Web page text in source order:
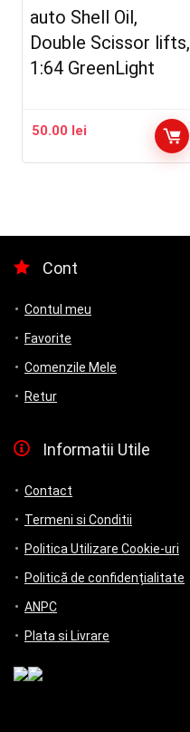
auto Shell Oil,
Double Scissor lifts,
1:64 GreenLight
50.00 lei
Cont
Contul meu
Favorite
Comenzile Mele
Retur
Informatii Utile
Contact
Termeni si Conditii
Politica Utilizare Cookie-uri
Politică de confidențialitate
ANPC
Plata si Livrare